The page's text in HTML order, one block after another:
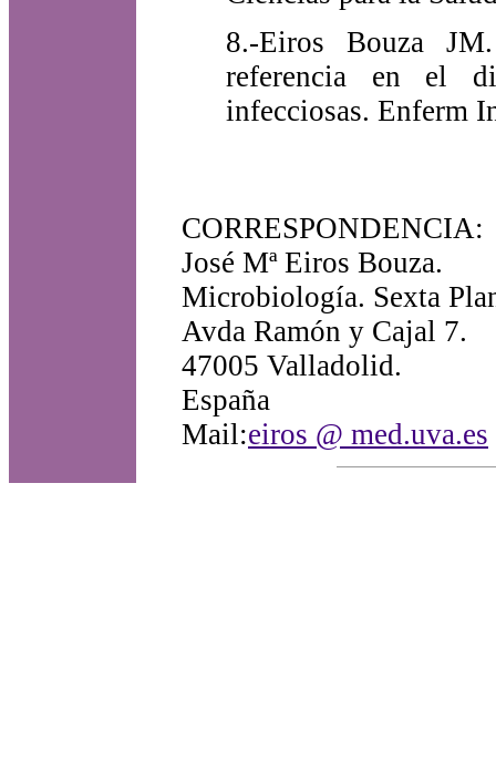
8.-Eiros Bouza
referencia en el
infecciosas. Enferm
CORRESPONDENCIA:
José Mª Eiros Bouza.
Microbiología. Sexta
Avda Ramón y Cajal 7.
47005 Valladolid.
España
Mail:eiros @ med.uva.es